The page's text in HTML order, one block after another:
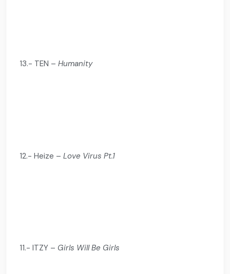
13.- TEN –Humanity
12.- Heize –Love Virus Pt.1
11.- ITZY – Girls Will Be Girls